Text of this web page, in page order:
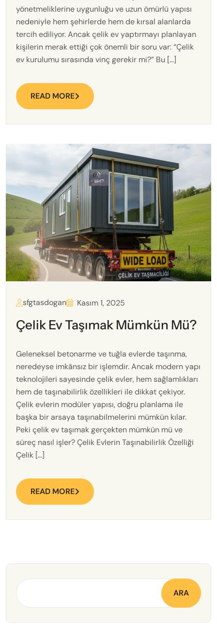
yönetmeliklerine uygunluğu ve uzun ömürlü yapısı
nedeniyle hem şehirlerde hem de kırsal alanlarda
tercih ediliyor. Ancak çelik ev yaptırmayı planlayan
kişilerin merak ettiği çok önemli bir soru var: “Çelik
ev kurulumu sırasında vinç gerekir mi?” Bu […]
READ MORE
sfgtasdogan Kasım 1, 2025
Çelik Ev Taşımak Mümkün Mü?
Geleneksel betonarme ve tuğla evlerde taşınma,
neredeyse imkânsız bir işlemdir. Ancak modern yapı
teknolojileri sayesinde çelik evler, hem sağlamlıkları
hem de taşınabilirlik özellikleri ile dikkat çekiyor.
Çelik evlerin modüler yapısı, doğru planlama ile
başka bir arsaya taşınabilmelerini mümkün kılar.
Peki çelik ev taşımak gerçekten mümkün mü ve
süreç nasıl işler? Çelik Evlerin Taşınabilirlik Özelliği
Çelik […]
READ MORE
ARA